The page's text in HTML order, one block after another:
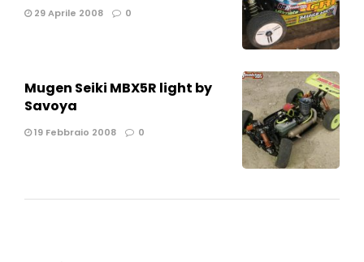
29 Aprile 2008 0
Mugen Seiki MBX5R light by
Savoya
19 Febbraio 2008 0